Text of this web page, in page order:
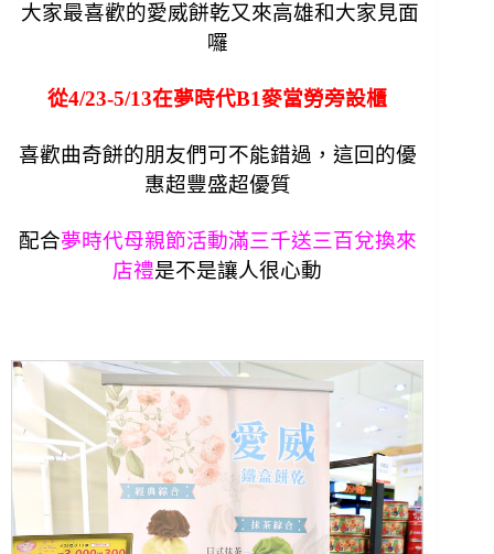
大家最喜歡的愛威餅乾又來高雄和大家見面
囉
從4/23-5/13在夢時代B1麥當勞旁設櫃
喜歡曲奇餅的朋友們可不能錯過，這回的優
惠超豐盛超優質
配合夢時代母親節活動滿三千送三百兌換來
店禮是不是讓人很心動